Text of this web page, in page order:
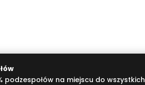
podzespołów na miejscu do wszystkich